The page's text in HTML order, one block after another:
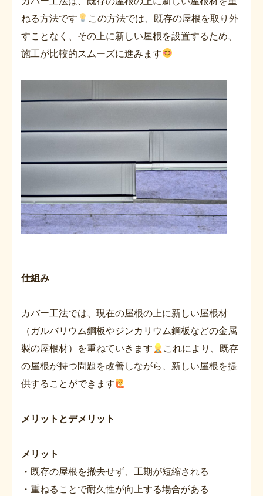
ねる方法です
この方法では、既存の屋根を取り外
すことなく、その上に新しい屋根を設置するため、
施工が比較的スムーズに進みます
仕組み
カバー工法では、現在の屋根の上に新しい屋根材
（ガルバリウム鋼板やジンカリウム鋼板などの金属
製の屋根材）を重ねていきます
これにより、既存
の屋根が持つ問題を改善しながら、新しい屋根を提
供することができます
メリットとデメリット
メリット
・既存の屋根を撤去せず、工期が短縮される
・重ねることで耐久性が向上する場合がある